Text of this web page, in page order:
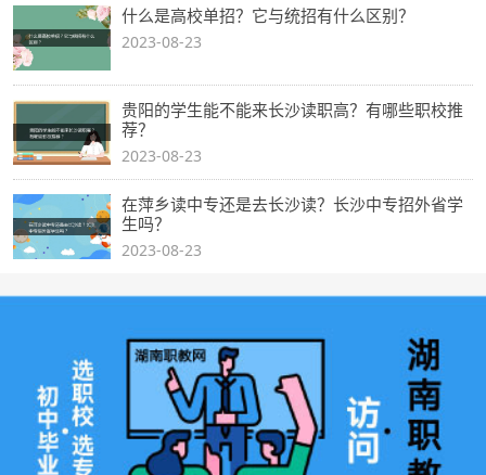
什么是高校单招？它与统招有什么区别？
2023-08-23
贵阳的学生能不能来长沙读职高？有哪些职校推
荐？
2023-08-23
在萍乡读中专还是去长沙读？长沙中专招外省学
生吗？
2023-08-23